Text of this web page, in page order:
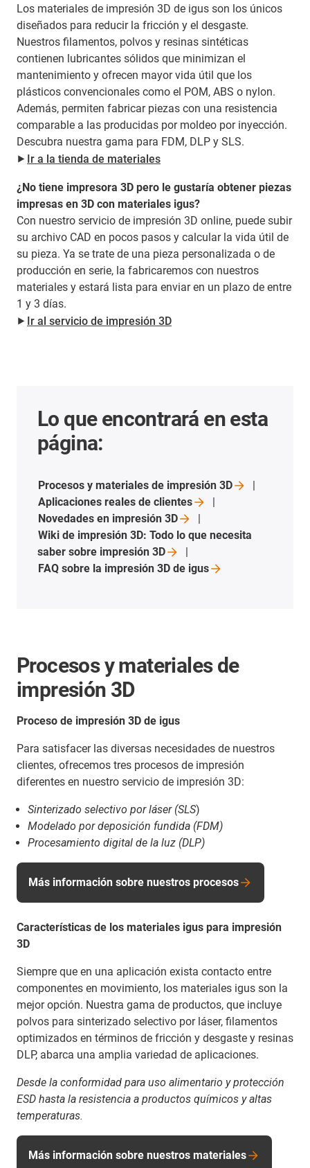
Los materiales de impresión 3D de igus son los únicos
diseñados para reducir la fricción y el desgaste.
Nuestros filamentos, polvos y resinas sintéticas
contienen lubricantes sólidos que minimizan el
mantenimiento y ofrecen mayor vida útil que los
plásticos convencionales como el POM, ABS o nylon.
Además, permiten fabricar piezas con una resistencia
comparable a las producidas por moldeo por inyección.
Descubra nuestra gama para FDM, DLP y SLS.
⯈ Ir a la tienda de materiales
¿No tiene impresora 3D pero le gustaría obtener piezas
impresas en 3D con materiales igus?
Con nuestro servicio de impresión 3D online, puede subir
su archivo CAD en pocos pasos y calcular la vida útil de
su pieza. Ya se trate de una pieza personalizada o de
producción en serie, la fabricaremos con nuestros
materiales y estará lista para enviar en un plazo de entre
1 y 3 días.
⯈ Ir al servicio de impresión 3D
Lo que encontrará en esta
página:
Procesos y materiales de impresión3D
Aplicaciones reales declientes
Novedades en impresión3D
Wiki de impresión 3D: Todo lo que necesita
saber sobre impresión3D
FAQ sobre la impresión 3D de igus
Procesos y materiales de
impresión 3D
Proceso de impresión 3D de igus
Para satisfacer las diversas necesidades de nuestros
clientes, ofrecemos tres procesos de impresión
diferentes en nuestro servicio de impresión 3D:
Sinterizado selectivo por láser (SLS)
Modelado por deposición fundida (FDM)
Procesamiento digital de la luz (DLP)
Más información sobre nuestros procesos
Características de los materiales igus para impresión
3D
Siempre que en una aplicación exista contacto entre
componentes en movimiento, los materiales igus son la
mejor opción. Nuestra gama de productos, que incluye
polvos para sinterizado selectivo por láser, filamentos
optimizados en términos de fricción y desgaste y resinas
DLP, abarca una amplia variedad de aplicaciones.
Desde la conformidad para uso alimentario y protección
ESD hasta la resistencia a productos químicos y altas
temperaturas.
Más información sobre nuestros materiales